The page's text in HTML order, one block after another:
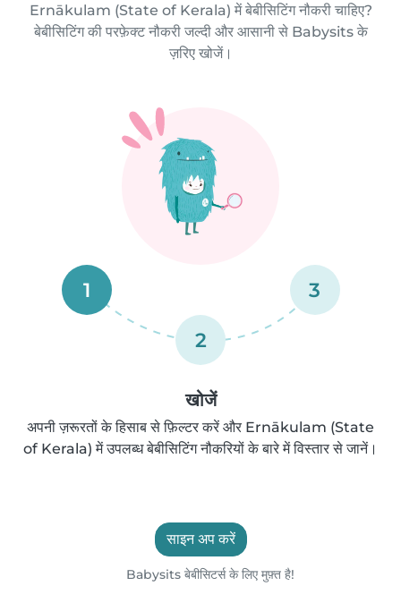
Ernākulam (State of Kerala) में बेबीसिटिंग नौकरी चाहिए?
बेबीसिटिंग की परफ़ेक्ट नौकरी जल्दी और आसानी से Babysits के
ज़रिए खोजें।
1
2
3
खोजें
अपनी ज़रूरतों के हिसाब से फ़िल्टर करें और Ernākulam (State
of Kerala) में उपलब्ध बेबीसिटिंग नौकरियों के बारे में विस्तार से जानें।
साइन अप करें
Babysits बेबीसिटर्स के लिए मुफ़्त है!